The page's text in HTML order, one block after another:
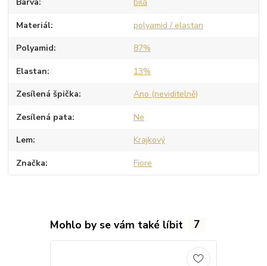
Materiál polyamid / elastan
Polyamid 87%
Elastan 13%
Zesílená špička Ano (neviditelně)
Zesílená pata Ne
Lem Krajkový
Značka Fiore
Mohlo by se vám také líbit 7